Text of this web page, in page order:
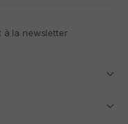
à la newsletter